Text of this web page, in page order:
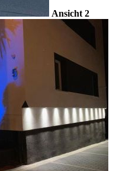
Ansicht 2